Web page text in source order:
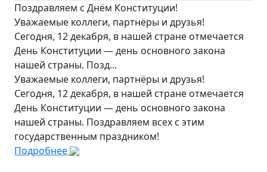
Поздравляем с Днём Конституции!
Уважаемые коллеги, партнёры и друзья!
Сегодня, 12 декабря, в нашей стране отмечается
День Конституции — день основного закона
нашей страны. Позд...
Уважаемые коллеги, партнёры и друзья!
Сегодня, 12 декабря, в нашей стране отмечается
День Конституции — день основного закона
нашей страны. Поздравляем всех с этим
государственным праздником!
Подробнее